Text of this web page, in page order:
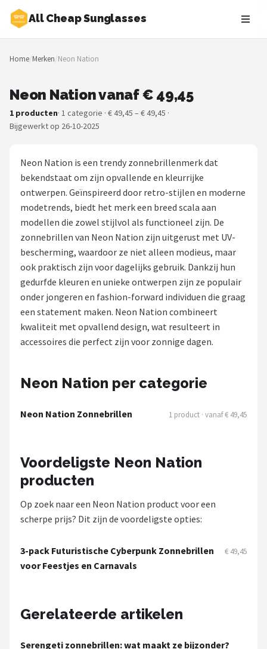
All Cheap Sunglasses
Zoeken
NAVIGATIE
Merken
Zonnebrillen
Baby zonnebrillen
Shop
POPULAIRE MERKEN
Polaroid
KIMU
Kingseven
Montuurtjevoorjou
Guess
Fako Sunglasses®
Alle merken →
Home/Merken/Neon Nation
Neon Nation vanaf € 49,45
1 producten· 1 categorie · € 49,45 – € 49,45 ·
Bijgewerkt op 26-10-2025
Neon Nation is een trendy zonnebrillenmerk dat
bekendstaat om zijn opvallende en kleurrijke
ontwerpen. Geïnspireerd door retro-stijlen en moderne
modetrends, biedt het merk een breed scala aan
modellen die zowel stijlvol als functioneel zijn. De
zonnebrillen van Neon Nation zijn uitgerust met UV-
bescherming, waardoor ze niet alleen modieus, maar
ook praktisch zijn voor dagelijks gebruik. Dankzij hun
gedurfde kleuren en unieke ontwerpen zijn ze populair
onder jongeren en fashion-forward individuen die graag
een statement maken. Neon Nation combineert
kwaliteit met opvallend design, wat resulteert in
accessoires die perfect zijn voor zonnige dagen.
Neon Nation per categorie
Neon Nation Zonnebrillen 1 product · vanaf € 49,45
Voordeligste Neon Nation
producten
Op zoek naar een Neon Nation product voor een
scherpe prijs? Dit zijn de voordeligste opties:
3-pack Futuristische Cyberpunk Zonnebrillen
voor Feestjes en Carnavals
€ 49,45
Gerelateerde artikelen
Serengeti zonnebrillen: wat maakt ze bijzonder?